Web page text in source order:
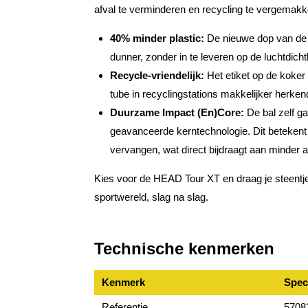
afval te verminderen en recycling te
40% minder plastic: De nieuwe dop van
dunner, zonder in te leveren op de
Recycle-vriendelijk: Het etiket op de
tube in recyclingstations makkelijker
Duurzame Impact (En)Core: De bal zelf
geavanceerde kerntechnologie. Dit
vervangen, wat direct bijdraagt aan minder
Kies voor de HEAD Tour XT en draag je
sportwereld, slag na slag.
Technische kenmerken
Kenmerk